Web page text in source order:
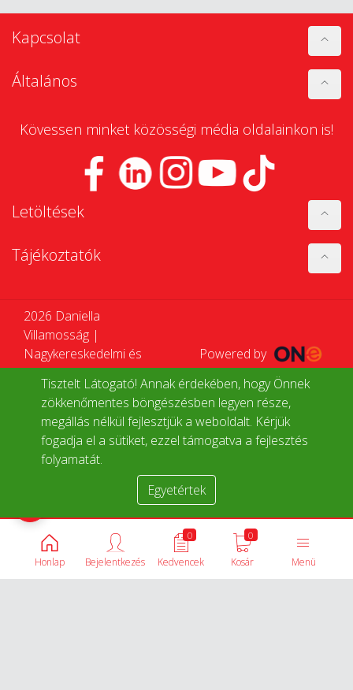
Tisztelt Látogató! Annak érdekében, hogy Önnek
zökkenőmentes böngészésben legyen része,
megállás nélkül fejlesztjük a weboldalt. Kérjük
fogadja el a sütiket, ezzel támogatva a fejlesztés
folyamatát.
Egyetértek
Kapcsolat
Általános
Kövessen minket közösségi média oldalainkon is!
Letöltések
Tájékoztatók
2026 Daniella
Villamosság |
Nagykereskedelmi és
Kiskereskedelmi
Webáruház
Powered by
Honlap Menü
0
Kosár
0
Kedvencek
Bejelentkezés
Termékek összehasonlítása